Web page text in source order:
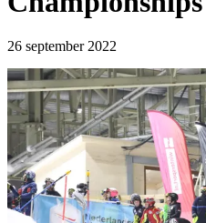
26 september 2022